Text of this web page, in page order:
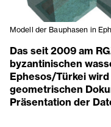
Modell der Bauphasen in
Das seit 2009 am
byzantinischen
Ephesos/Türkei
geometrischen
Präsentation der